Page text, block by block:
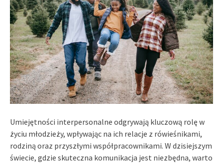
Umiejętności interpersonalne odgrywają kluczową rolę w
życiu młodzieży, wpływając na ich relacje z rówieśnikami,
rodziną oraz przyszłymi współpracownikami. W dzisiejszym
świecie, gdzie skuteczna komunikacja jest niezbędna, warto